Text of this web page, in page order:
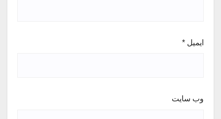
ایمیل *
وب‌ سایت